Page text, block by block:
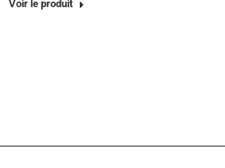
Voir le produit